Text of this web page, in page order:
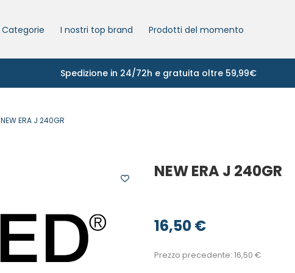
Categorie I nostri top brand Prodotti del momento
Spedizione in 24/72h e gratuita oltre 59,99€
NEW ERA J 240GR
NEW ERA J 240GR
16,50€
Prezzo precedente: 16,50 €